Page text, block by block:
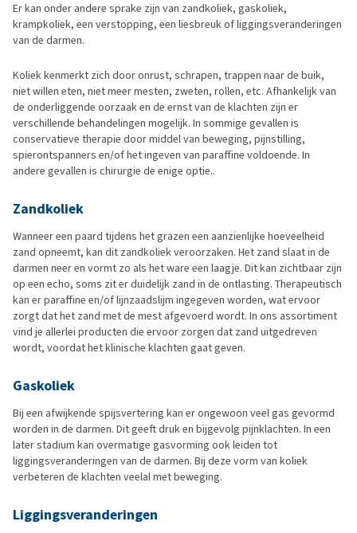
Er kan onder andere sprake zijn van zandkoliek, gaskoliek,
krampkoliek, een verstopping, een liesbreuk of liggingsveranderingen
van de darmen.
Koliek kenmerkt zich door onrust, schrapen, trappen naar de buik,
niet willen eten, niet meer mesten, zweten, rollen, etc. Afhankelijk van
de onderliggende oorzaak en de ernst van de klachten zijn er
verschillende behandelingen mogelijk. In sommige gevallen is
conservatieve therapie door middel van beweging, pijnstilling,
spierontspanners en/of het ingeven van paraffine voldoende. In
andere gevallen is chirurgie de enige optie..
Zandkoliek
Wanneer een paard tijdens het grazen een aanzienlijke hoeveelheid
zand opneemt, kan dit zandkoliek veroorzaken. Het zand slaat in de
darmen neer en vormt zo als het ware een laagje. Dit kan zichtbaar zijn
op een echo, soms zit er duidelijk zand in de ontlasting. Therapeutisch
kan er paraffine en/of lijnzaadslijm ingegeven worden, wat ervoor
zorgt dat het zand met de mest afgevoerd wordt. In ons assortiment
vind je allerlei producten die ervoor zorgen dat zand uitgedreven
wordt, voordat het klinische klachten gaat geven.
Gaskoliek
Bij een afwijkende spijsvertering kan er ongewoon veel gas gevormd
worden in de darmen. Dit geeft druk en bijgevolg pijnklachten. In een
later stadium kan overmatige gasvorming ook leiden tot
liggingsveranderingen van de darmen. Bij deze vorm van koliek
verbeteren de klachten veelal met beweging.
Liggingsveranderingen